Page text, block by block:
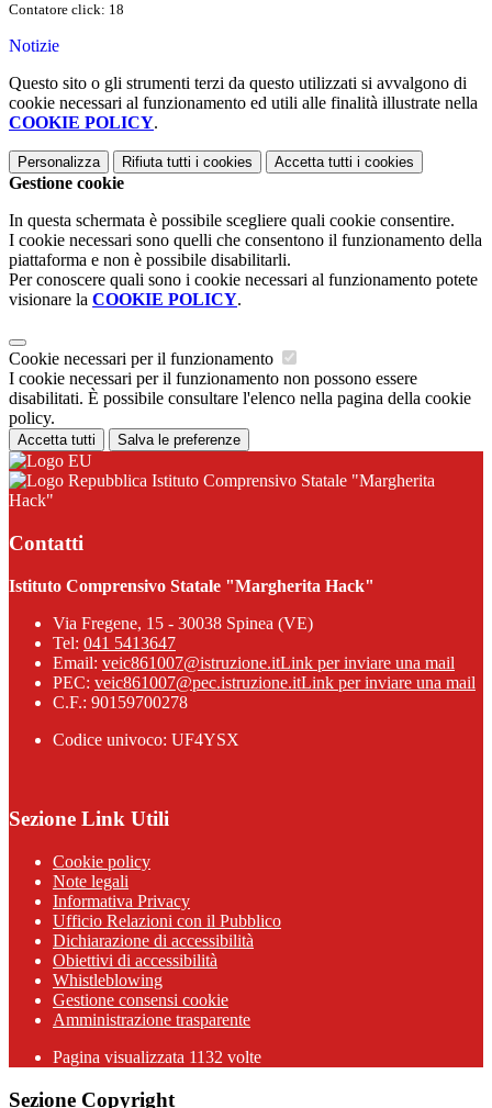
Contatore click: 18
Notizie
Questo sito o gli strumenti terzi da questo utilizzati si avvalgono di
cookie necessari al funzionamento ed utili alle finalità illustrate nella
COOKIE POLICY.
Personalizza Rifiuta tutti i cookies Accetta tutti i cookies
Gestione cookie
In questa schermata è possibile scegliere quali cookie consentire.
I cookie necessari sono quelli che consentono il funzionamento della
piattaforma e non è possibile disabilitarli.
Per conoscere quali sono i cookie necessari al funzionamento potete
visionare la COOKIE POLICY.
Cookie necessari per il funzionamento
I cookie necessari per il funzionamento non possono essere
disabilitati. È possibile consultare l'elenco nella pagina della cookie
policy.
Accetta tutti Salva le preferenze
Istituto Comprensivo Statale "Margherita
Hack"
Contatti
Istituto Comprensivo Statale "Margherita Hack"
Via Fregene, 15 - 30038 Spinea (VE)
Tel: 041 5413647
Email: veic861007@istruzione.itLink per inviare una mail
PEC: veic861007@pec.istruzione.itLink per inviare una mail
C.F.: 90159700278
Codice univoco: UF4YSX
Sezione Link Utili
Cookie policy
Note legali
Informativa Privacy
Ufficio Relazioni con il Pubblico
Dichiarazione di accessibilità
Obiettivi di accessibilità
Whistleblowing
Gestione consensi cookie
Amministrazione trasparente
Pagina visualizzata 1132 volte
Sezione Copyright